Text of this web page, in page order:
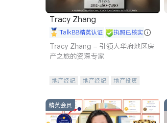
Tracy Zhang
iTalkBB精英认证 执照已核实
Tracy Zhang - 引领大华府地区房
产之旅的资深专家
地产经纪 地产经纪
地产投资
精英会员